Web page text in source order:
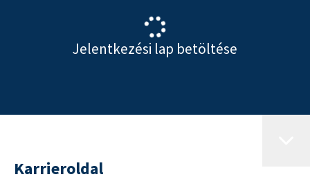
Jelentkezési lap betöltése
Karrieroldal